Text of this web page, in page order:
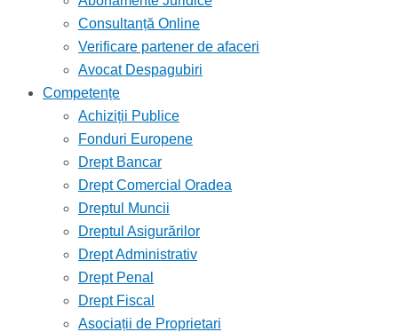
Consultanță Online
Verificare partener de afaceri
Avocat Despagubiri
Competențe
Achiziții Publice
Fonduri Europene
Drept Bancar
Drept Comercial Oradea
Dreptul Muncii
Dreptul Asigurărilor
Drept Administrativ
Drept Penal
Drept Fiscal
Asociații de Proprietari